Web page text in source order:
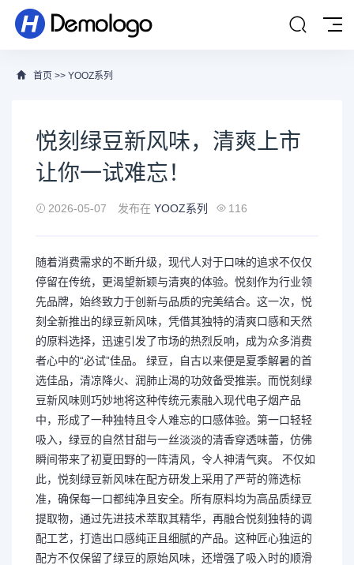
首页 >> YOOZ系列
悦刻绿豆新风味，清爽上市
让你一试难忘！
2026-05-07 发布在 YOOZ系列 116
随着消费需求的不断升级，现代人对于口味的追求不仅仅
停留在传统，更渴望新颖与清爽的体验。悦刻作为行业领
先品牌，始终致力于创新与品质的完美结合。这一次，悦
刻全新推出的绿豆新风味，凭借其独特的清爽口感和天然
的原料选择，迅速引发了市场的热烈反响，成为众多消费
者心中的“必试”佳品。 绿豆，自古以来便是夏季解暑的首
选佳品，清凉降火、润肺止渴的功效备受推崇。而悦刻绿
豆新风味则巧妙地将这种传统元素融入现代电子烟产品
中，形成了一种独特且令人难忘的口感体验。第一口轻轻
吸入，绿豆的自然甘甜与一丝淡淡的清香穿透味蕾，仿佛
瞬间带来了初夏田野的一阵清风，令人神清气爽。 不仅如
此，悦刻绿豆新风味在配方研发上采用了严苛的筛选标
准，确保每一口都纯净且安全。所有原料均为高品质绿豆
提取物，通过先进技术萃取其精华，再融合悦刻独特的调
配工艺，打造出口感纯正且细腻的产品。这种匠心独运的
配方不仅保留了绿豆的原始风味，还增强了吸入时的顺滑